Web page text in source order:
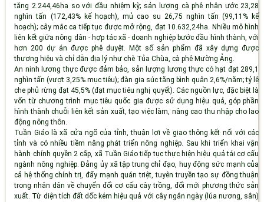
tăng 2.244,46ha so với đầu nhiệm kỳ; sản lượng cà phê nhân ước 23,28
nghìn tấn (172,43% kế hoạch), mủ cao su 26,75 nghìn tấn (99,11% kế
hoạch); cây mắc ca tiếp tục được mở rộng, đạt 10.632,24ha. Nhiều mô hình
liên kết giữa nông dân - hợp tác xã - doanh nghiệp bước đầu hình thành, với
hơn 200 dự án được phê duyệt. Một số sản phẩm đã xây dựng được
thương hiệu và chỉ dẫn địa lý như chè Tủa Chùa, cà phê Mường Ảng.
An ninh lương thực được đảm bảo, sản lượng lương thực có hạt đạt 289,1
nghìn tấn (vượt 3,25% mục tiêu); đàn gia súc tăng bình quân 2,6%/năm; tỷ lệ
che phủ rừng đạt 45,5% (đạt mục tiêu nghị quyết). Các nguồn lực, đặc biệt là
vốn từ chương trình mục tiêu quốc gia được sử dụng hiệu quả, góp phần
hình thành chuỗi liên kết sản xuất, tạo việc làm, nâng cao thu nhập cho lao
động nông thôn.
Tuần Giáo là xã cửa ngõ của tỉnh, thuận lợi về giao thông kết nối với các
tỉnh và có nhiều tiềm năng phát triển nông nghiệp. Sau khi triển khai vận
hành chính quyền 2 cấp, xã Tuần Giáo tiếp tục thực hiện hiệu quả tái cơ cấu
ngành nông nghiệp. Đảng ủy xã tập trung chỉ đạo, huy động sức mạnh của
cả hệ thống chính trị, đẩy mạnh quán triệt, tuyên truyền tạo sự đồng thuận
trong nhân dân về chuyển đổi cơ cấu cây trồng, đổi mới phương thức sản
xuất. Từ diện tích đất dốc kém hiệu quả với cây ngắn ngày (lúa nương, sắn)